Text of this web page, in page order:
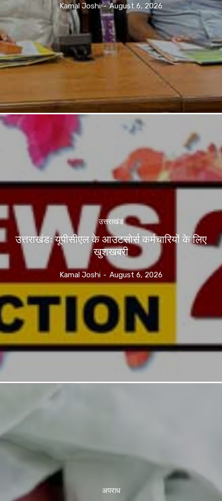
Kamal Joshi - August 6, 2026
उत्तराखंड
उत्तराखंडः यूपीसीएल के आउटसोर्स कर्मचारियों के लिए
खुशखबरी
Kamal Joshi - August 6, 2026
अपराध